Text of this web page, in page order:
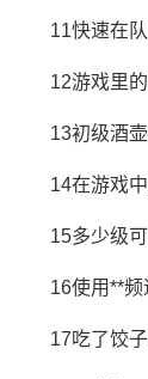
11快速在
12游戏里
13初级酒
14在游戏
15多少级
16使用**
17吃了饺